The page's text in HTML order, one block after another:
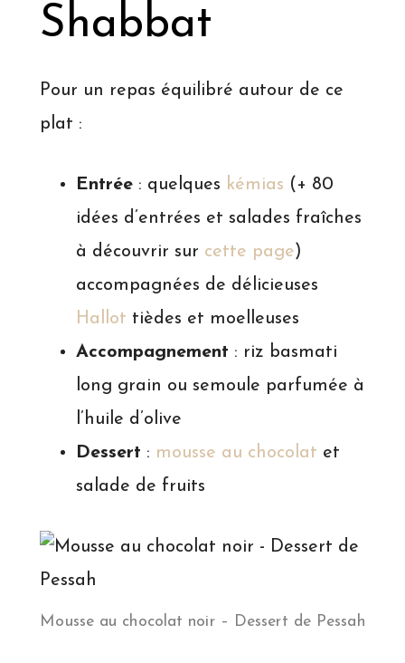
Shabbat
Pour un repas équilibré autour de ce
plat :
Entrée : quelques kémias (+ 80
idées d’entrées et salades fraîches
à découvrir sur cette page)
accompagnées de délicieuses
Hallot tièdes et moelleuses
Accompagnement : riz basmati
long grain ou semoule parfumée à
l’huile d’olive
Dessert : mousse au chocolat et
salade de fruits
Mousse au chocolat noir – Dessert de Pessah